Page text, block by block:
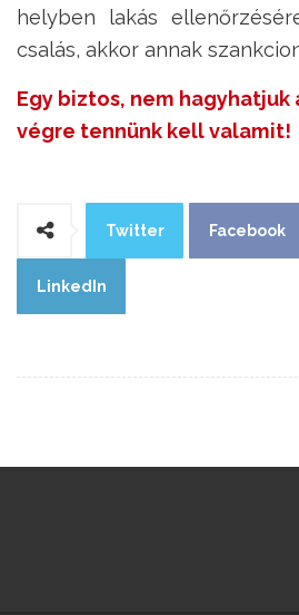
helyben lakás
csalás, akkor annak
Egy biztos, nem
végre tennünk kell valamit!
Twitter Facebook
LinkedIn